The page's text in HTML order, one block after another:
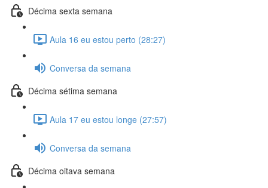
Décima sexta semana
Aula 16 eu estou perto (28:27)
Conversa da semana
Décima sétima semana
Aula 17 eu estou longe (27:57)
Conversa da semana
Décima oitava semana